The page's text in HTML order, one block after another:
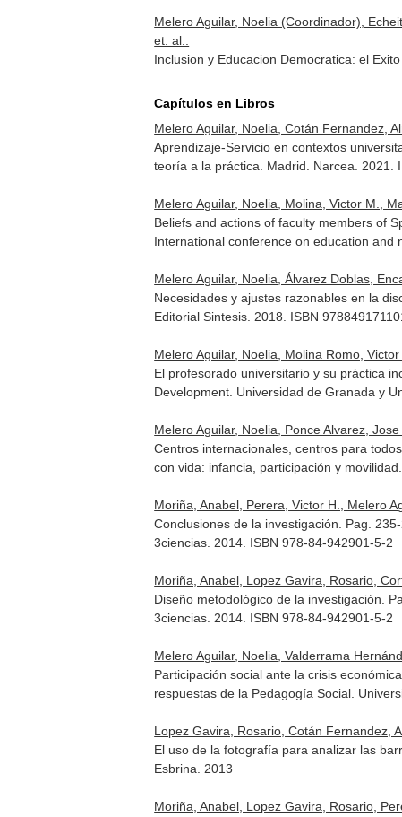
Melero Aguilar, Noelia (Coordinador),
et. al.:
Inclusion y Educacion Democratica: el
Capítulos en Libros
Melero Aguilar, Noelia, Cotán Fernandez,
Aprendizaje-Servicio en contextos
teoría a la práctica . Madrid. Narcea.
Melero Aguilar, Noelia, Molina, Victor M.,
Beliefs and actions of faculty members of
International conference on education and
Melero Aguilar, Noelia, Álvarez Doblas,
Necesidades y ajustes razonables en la
Editorial Sintesis. 2018. ISBN
Melero Aguilar, Noelia, Molina Romo,
El profesorado universitario y su práctica
Development . Universidad de Granada y
Melero Aguilar, Noelia, Ponce Alvarez, Jose
Centros internacionales, centros para
con vida: infancia, participación y movilidad
Moriña, Anabel, Perera, Victor H., Melero
Conclusiones de la investigación. Pag. 235-
3ciencias. 2014. ISBN 978-84-942901-5-2
Moriña, Anabel, Lopez Gavira, Rosario,
Diseño metodológico de la investigación.
3ciencias. 2014. ISBN 978-84-942901-5-2
Melero Aguilar, Noelia, Valderrama
Participación social ante la crisis
respuestas de la Pedagogía Social .
Lopez Gavira, Rosario, Cotán Fernandez,
El uso de la fotografía para analizar las
Esbrina. 2013
Moriña, Anabel, Lopez Gavira, Rosario,